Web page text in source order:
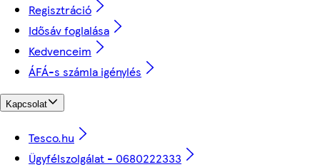
Regisztráció
Idősáv foglalása
Kedvenceim
ÁFÁ-s számla igénylés
Kapcsolat
Tesco.hu
Ügyfélszolgálat - 0680222333